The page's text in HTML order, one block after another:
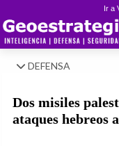
Ir a
DEFENSA
Dos misiles
ataques hebreos